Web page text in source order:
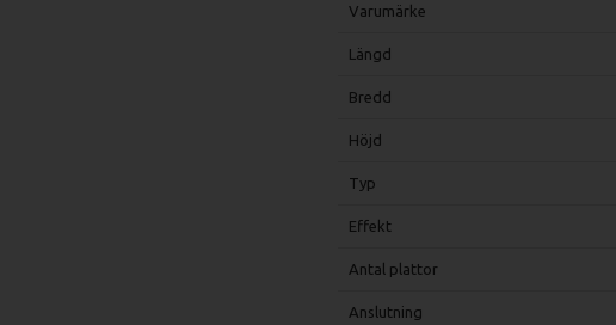
Varumärke
Längd
Bredd
Höjd
Typ
Effekt
Antal plattor
Anslutning